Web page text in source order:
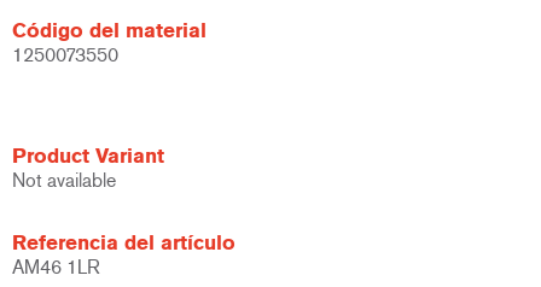
Código del material
1250073550
Product Variant
Not available
Referencia del artículo
AM46 1LR